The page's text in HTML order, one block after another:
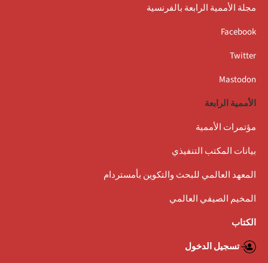
مجلة الأممية الرابعة بالفرنسية
Facebook
Twitter
Mastodon
الأممية الرابعة
مؤتمرات الأممية
بيانات المكتب التنفيذي
المعهد العالمي للبحث والتكوين بأمستردام
المخيم الصيفي العالمي
الكتاب
تسجيل الدخول